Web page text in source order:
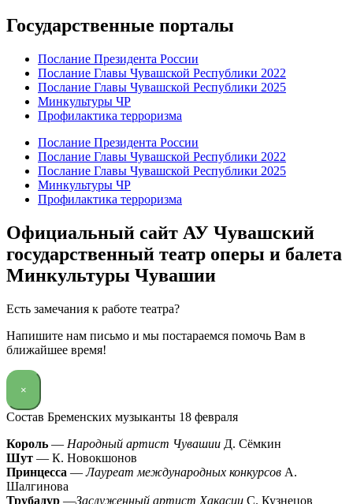
Государственные порталы
Послание Президента России
Послание Главы Чувашской Республики 2022
Послание Главы Чувашской Республики 2025
Минкультуры ЧР
Профилактика терроризма
Послание Президента России
Послание Главы Чувашской Республики 2022
Послание Главы Чувашской Республики 2025
Минкультуры ЧР
Профилактика терроризма
Официальный сайт АУ Чувашский
государственный театр оперы и балета
Минкультуры Чувашии
Есть замечания к работе театра?
Напишите нам письмо и мы постараемся помочь Вам в
ближайшее время!
×
Состав Бременских музыканты 18 февраля
Король — Народный артист Чувашии Д. Сёмкин
Шут — К. Новокшонов
Принцесса —Лауреат международных конкурсов А.
Шалгинова
Трубадур —Заслуженный артист Хакасии С. Кузнецов